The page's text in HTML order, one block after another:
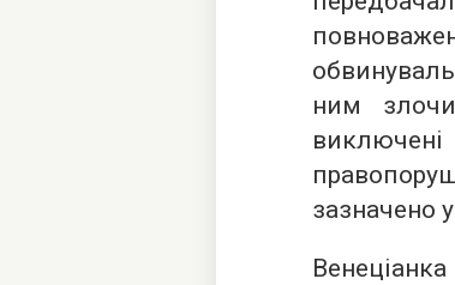
ним
зазначено